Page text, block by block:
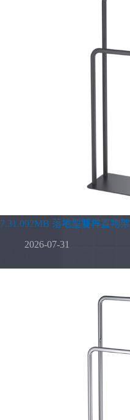
7.31.092MB 落地型雙桿置物架
2026-07-31